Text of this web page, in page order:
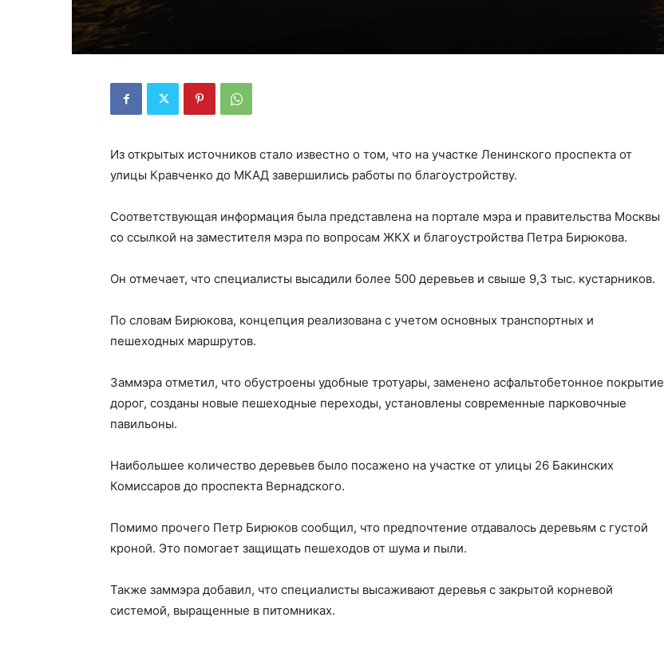
Из открытых источников стало известно о том, что на участке Ленинского проспекта от
улицы Кравченко до МКАД завершились работы по благоустройству.
Соответствующая информация была представлена на портале мэра и правительства Москвы
со ссылкой на заместителя мэра по вопросам ЖКХ и благоустройства Петра Бирюкова.
Он отмечает, что специалисты высадили более 500 деревьев и свыше 9,3 тыс. кустарников.
По словам Бирюкова, концепция реализована с учетом основных транспортных и
пешеходных маршрутов.
Заммэра отметил, что обустроены удобные тротуары, заменено асфальтобетонное покрытие
дорог, созданы новые пешеходные переходы, установлены современные парковочные
павильоны.
Наибольшее количество деревьев было посажено на участке от улицы 26 Бакинских
Комиссаров до проспекта Вернадского.
Помимо прочего Петр Бирюков сообщил, что предпочтение отдавалось деревьям с густой
кроной. Это помогает защищать пешеходов от шума и пыли.
Также заммэра добавил, что специалисты высаживают деревья с закрытой корневой
системой, выращенные в питомниках.